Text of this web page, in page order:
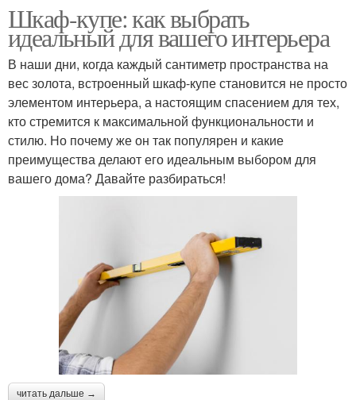
Шкаф-купе: как выбрать
идеальный для вашего интерьера
В наши дни, когда каждый сантиметр пространства на
вес золота, встроенный шкаф-купе становится не просто
элементом интерьера, а настоящим спасением для тех,
кто стремится к максимальной функциональности и
стилю. Но почему же он так популярен и какие
преимущества делают его идеальным выбором для
вашего дома? Давайте разбираться!
читать дальше →